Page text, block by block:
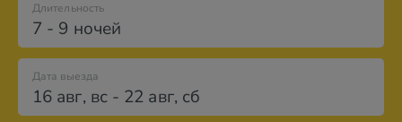
7 - 9 ночей
Длительность
Дата выезда
16 авг, вс- 22 авг, сб